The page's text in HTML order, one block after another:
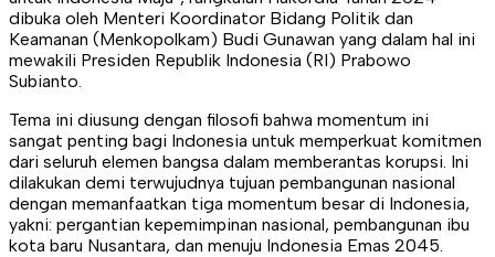
dibuka oleh Menteri Koordinator Bidang Politik dan
Keamanan (Menkopolkam) Budi Gunawan yang dalam hal ini
mewakili Presiden Republik Indonesia (RI) Prabowo
Subianto.
Tema ini diusung dengan filosofi bahwa momentum ini
sangat penting bagi Indonesia untuk memperkuat komitmen
dari seluruh elemen bangsa dalam memberantas korupsi. Ini
dilakukan demi terwujudnya tujuan pembangunan nasional
dengan memanfaatkan tiga momentum besar di Indonesia,
yakni: pergantian kepemimpinan nasional, pembangunan ibu
kota baru Nusantara, dan menuju Indonesia Emas 2045.